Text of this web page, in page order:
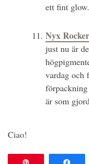
ett fint glow.
Nyx
just nu är
vardag och
är som
Ciao!